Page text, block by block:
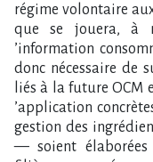
régime volontaire
que se jouera, à
‌’information
donc nécessaire de
liés à la future OCM
‌’application
gestion des
— soient élaborées